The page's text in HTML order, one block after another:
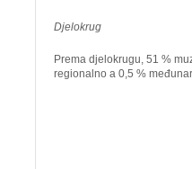
Djelokrug
Prema djelokrugu, 51 %
regionalno a 0,5 %